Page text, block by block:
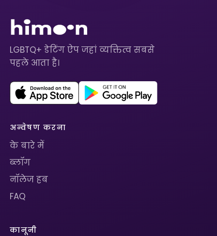
LGBTQ+ डेटिंग ऐप जहां व्यक्तित्व सबसे
पहले आता है।
अन्वेषण करना
के बारे में
ब्लॉग
नॉलेज हब
FAQ
कानूनी